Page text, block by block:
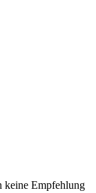
keine Empfehlung